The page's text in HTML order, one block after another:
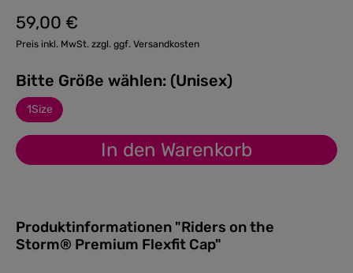
Regulärer Preis:
59,00 €
Preis inkl. MwSt. zzgl. ggf. Versandkosten
Bitte Größe wählen: (Unisex)
1Size
In den Warenkorb
Produktinformationen "Riders on the
Storm® Premium Flexfit Cap"